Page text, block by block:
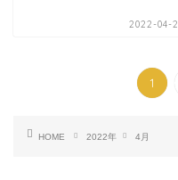
2022-04-
1
HOME 2022年 4月